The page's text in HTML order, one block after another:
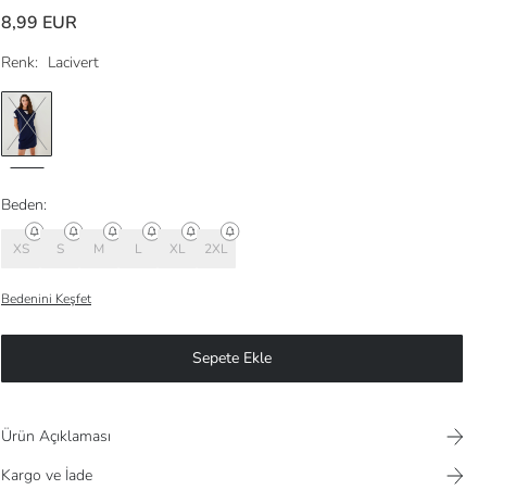
8,99 EUR
Renk: Lacivert
Beden:
XS S M L XL 2XL
Bedenini Keşfet
Sepete Ekle
Ürün Açıklaması
Kargo ve İade